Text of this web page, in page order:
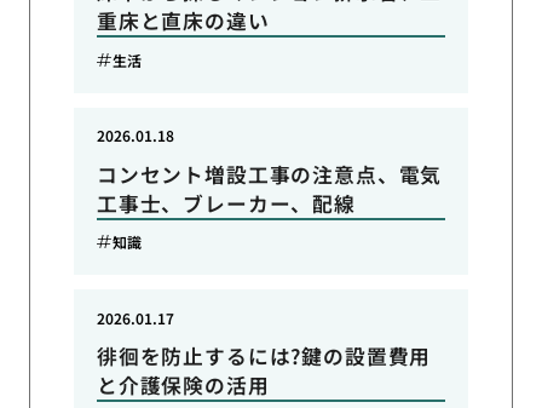
重床と直床の違い
生活
コンセント増設工事の注意点、電気
工事士、ブレーカー、配線
2026.01.18
知識
徘徊を防止するには?鍵の設置費用
と介護保険の活用
2026.01.17